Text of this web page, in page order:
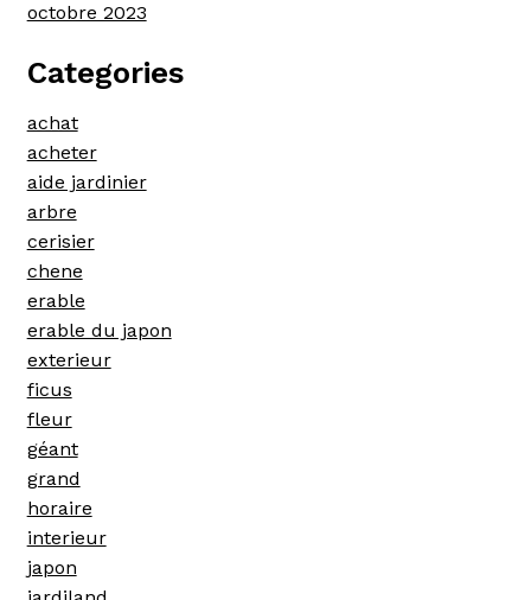
octobre 2023
Categories
achat
acheter
aide jardinier
arbre
cerisier
chene
erable
erable du japon
exterieur
ficus
fleur
géant
grand
horaire
interieur
japon